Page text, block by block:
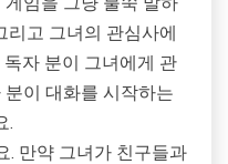
리고 그녀의 관심사에
자 분이 그녀에게 관
이 대화를 시작하는
. 만약 그녀가 친구들과